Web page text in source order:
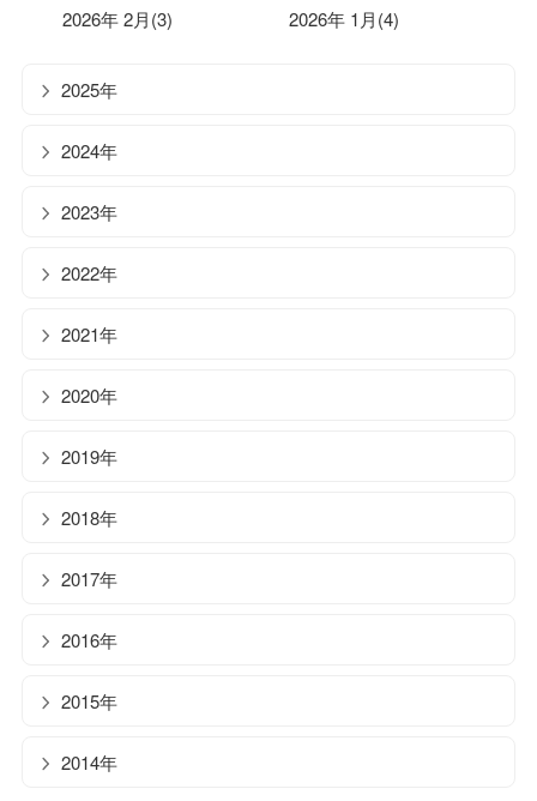
2026年 2月(3) 2026年 1月(4)
2025年
2024年
2023年
2022年
2021年
2020年
2019年
2018年
2017年
2016年
2015年
2014年